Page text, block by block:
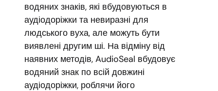
водяних знаків, які вбудовуються в
аудіодоріжки та невиразні для
людського вуха, але можуть бути
виявлені другим ші. На відміну від
наявних методів, AudioSeal вбудовує
водяний знак по всій довжині
аудіодоріжки, роблячи його